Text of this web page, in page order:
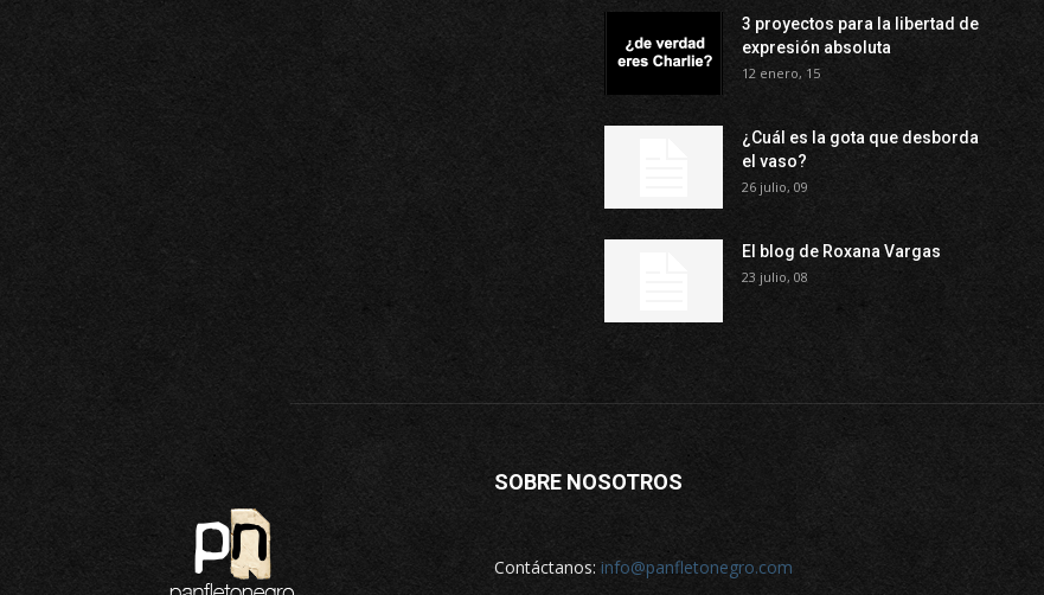
3 proyectos para la libertad de
expresión absoluta
12 enero, 15
¿Cuál es la gota que desborda
el vaso?
26 julio, 09
El blog de Roxana Vargas
23 julio, 08
SOBRE NOSOTROS
Contáctanos: info@panfletonegro.com